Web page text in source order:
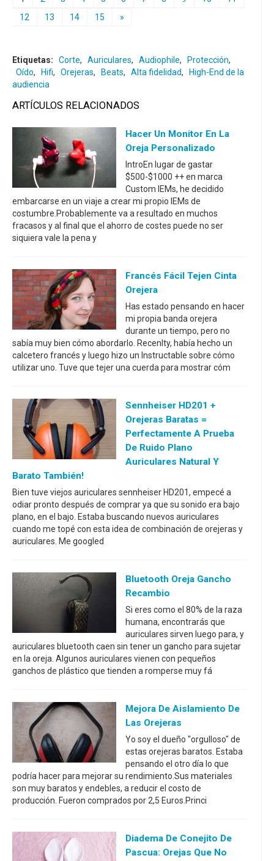
12
13 14 15 »
Etiquetas: Corte, Auriculares, Audiophile, Protección,
Oído, Hifi, Orejeras, Beats, Alta fidelidad,
High-End de la
audiencia
ARTÍCULOS RELACIONADOS
Hacer Un Monitor En La
Oreja Personalizado
IntroEn lugar de gastar
$500-$1000 ++ en marca
Custom IEMs, he decidido
embarcarse en un viaje a crear mi propio IEMs de
costumbre.Probablemente va a resultado en muchos
fracasos y al final que el ahorro de costes puede no ser
siquiera vale la pena y
Francés Fácil Tejen Cinta
Orejera
Has estado pensando en hacer
mi propia banda orejera
durante un tiempo, pero no
sabía muy bien cómo abordarlo. Recenlty, había hecho un
calcetero francés y luego hizo un Instructable sobre cómo
utilizar uno. Tuve que tejer una cuerda para mostrar cóm
Sennheiser HD201 +
Orejeras Baratas =
Perfectamente A Prueba
De Ruido Plano
Auriculares Natural Y
Barato También!
Bien tuve viejos auriculares sennheiser HD201, empecé a
odiar pronto después de comprar ya que su sonido era bajo
plano, en el bajo. Estaba buscando nuevos auriculares
cuando me topé con esta idea de combinación de orejeras y
auriculares. Me googled
Bluetooth Oreja Gancho
Recambio
Si eres como el 80% de la raza
humana, encontrarás que
auriculares sirven luego para, y
auriculares bluetooth caen sin tener un gancho para sujetar
en la oreja. Algunos auriculares vienen con pequeños
ganchos de plástico que tienden a romperse muy fá
Mejora De Aislamiento De
Las Orejeras
Yo soy el dueño "orgulloso" de
estas orejeras baratos. Estaba
pensando el otro día lo que
podría hacer para mejorar su rendimiento.Sus materiales
son muy baratos y endebles, a reducir el costo de
producción. Fueron comprados por 2,5 Euros.Princi
Diadema De Conejito De
Pascua: Orejas Que No